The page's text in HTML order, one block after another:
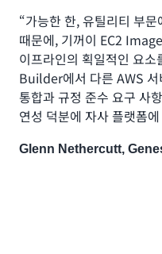
“가능한 한, 유틸리티 부
때문에, 기꺼이 EC2
이프라인의 획일적인 요
Builder에서 다른 AWS 서
통합과 규정 준수 요구 사
연성 덕분에 자사 플랫폼
Glenn Nethercutt,